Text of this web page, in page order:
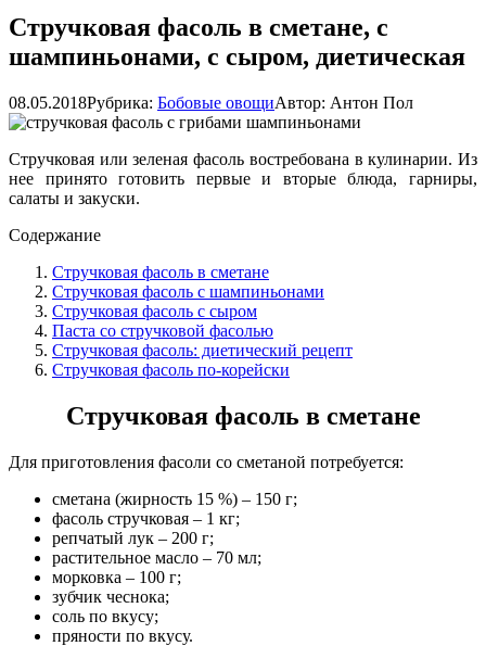
Стручковая фасоль в сметане, с
шампиньонами, с сыром, диетическая
08.05.2018Рубрика: Бобовые овощиАвтор: Антон Пол
Стручковая или зеленая фасоль востребована в кулинарии. Из
нее принято готовить первые и вторые блюда, гарниры,
салаты и закуски.
Содержание
Стручковая фасоль в сметане
Стручковая фасоль с шампиньонами
Стручковая фасоль с сыром
Паста со стручковой фасолью
Стручковая фасоль: диетический рецепт
Стручковая фасоль по-корейски
Стручковая фасоль в сметане
Для приготовления фасоли со сметаной потребуется:
сметана (жирность 15 %) – 150 г;
фасоль стручковая – 1 кг;
репчатый лук – 200 г;
растительное масло – 70 мл;
морковка – 100 г;
зубчик чеснока;
соль по вкусу;
пряности по вкусу.